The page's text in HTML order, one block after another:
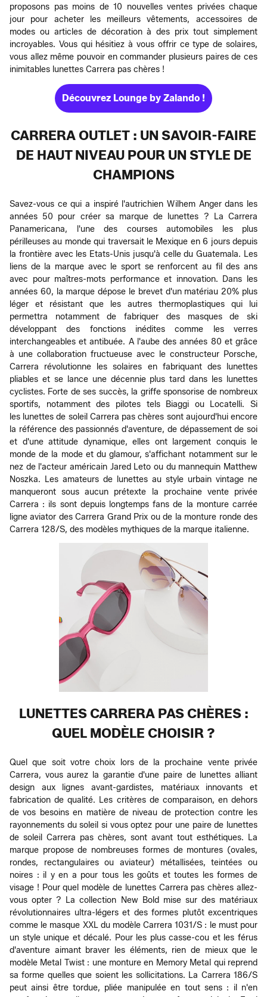
proposons pas moins de 10 nouvelles ventes privées chaque
jour pour acheter les meilleurs vêtements, accessoires de
modes ou articles de décoration à des prix tout simplement
incroyables. Vous qui hésitiez à vous offrir ce type de solaires,
vous allez même pouvoir en commander plusieurs paires de ces
inimitables lunettes Carrera pas chères !
Découvrez Lounge by Zalando !
CARRERA OUTLET : UN SAVOIR-FAIRE
DE HAUT NIVEAU POUR UN STYLE DE
CHAMPIONS
Savez-vous ce qui a inspiré l'autrichien Wilhem Anger dans les
années 50 pour créer sa marque de lunettes ? La Carrera
Panamericana, l'une des courses automobiles les plus
périlleuses au monde qui traversait le Mexique en 6 jours depuis
la frontière avec les Etats-Unis jusqu'à celle du Guatemala. Les
liens de la marque avec le sport se renforcent au fil des ans
avec pour maîtres-mots performance et innovation. Dans les
années 60, la marque dépose le brevet d'un matériau 20% plus
léger et résistant que les autres thermoplastiques qui lui
permettra notamment de fabriquer des masques de ski
développant des fonctions inédites comme les verres
interchangeables et antibuée. A l'aube des années 80 et grâce
à une collaboration fructueuse avec le constructeur Porsche,
Carrera révolutionne les solaires en fabriquant des lunettes
pliables et se lance une décennie plus tard dans les lunettes
cyclistes. Forte de ses succès, la griffe sponsorise de nombreux
sportifs, notamment des pilotes tels Biaggi ou Locatelli. Si
les lunettes de soleil Carrera pas chères sont aujourd'hui encore
la référence des passionnés d'aventure, de dépassement de soi
et d'une attitude dynamique, elles ont largement conquis le
monde de la mode et du glamour, s'affichant notamment sur le
nez de l'acteur américain Jared Leto ou du mannequin Matthew
Noszka. Les amateurs de lunettes au style urbain vintage ne
manqueront sous aucun prétexte la prochaine vente privée
Carrera : ils sont depuis longtemps fans de la monture carrée
ligne aviator des Carrera Grand Prix ou de la monture ronde des
Carrera 128/S, des modèles mythiques de la marque italienne.
LUNETTES CARRERA PAS CHÈRES :
QUEL MODÈLE CHOISIR ?
Quel que soit votre choix lors de la prochaine vente privée
Carrera, vous aurez la garantie d'une paire de lunettes alliant
design aux lignes avant-gardistes, matériaux innovants et
fabrication de qualité. Les critères de comparaison, en dehors
de vos besoins en matière de niveau de protection contre les
rayonnements du soleil si vous optez pour une paire de lunettes
de soleil Carrera pas chères, sont avant tout esthétiques. La
marque propose de nombreuses formes de montures (ovales,
rondes, rectangulaires ou aviateur) métallisées, teintées ou
noires : il y en a pour tous les goûts et toutes les formes de
visage ! Pour quel modèle de lunettes Carrera pas chères allez-
vous opter ? La collection New Bold mise sur des matériaux
révolutionnaires ultra-légers et des formes plutôt excentriques
comme le masque XXL du modèle Carrera 1031/S : le must pour
un style unique et décalé. Pour les plus casse-cou et les férus
d'aventure aimant braver les éléments, rien de mieux que le
modèle Metal Twist : une monture en Memory Metal qui reprend
sa forme quelles que soient les sollicitations. La Carrera 186/S
peut ainsi être tordue, pliée manipulée en tout sens : il n'en